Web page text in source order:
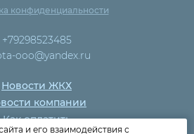
конфиденциальности
+79298523485
ooo@yandex.ru
Новости ЖКХ
компании
Как оплатить
и его взаимодействия с